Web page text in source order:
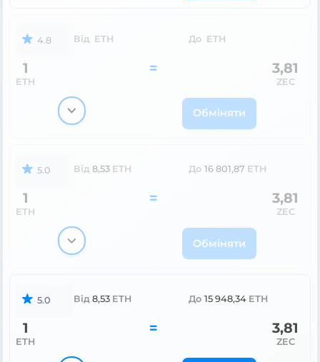
4.8 Від ETH До ETH
1
ETH
= 3,81
ZEC
Обміняти
5.0 Від 8,53 ETH До 16 801,87 ETH
1
ETH
= 3,81
ZEC
Обміняти
5.0 Від 8,53 ETH До 15 948,34 ETH
1
ETH
= 3,81
ZEC